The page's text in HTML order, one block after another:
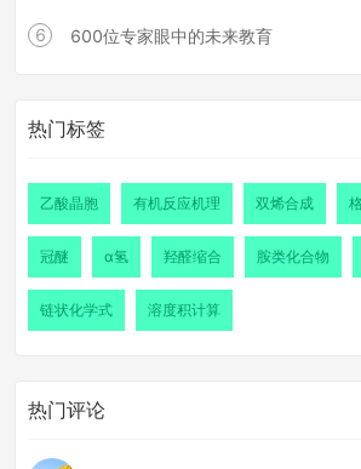
6 600位专家眼中的未来教育
热门标签
乙酸晶胞 有机反应机理 双烯合成
冠醚 α氢 羟醛缩合 胺类化合物
链状化学式 溶度积计算
热门评论